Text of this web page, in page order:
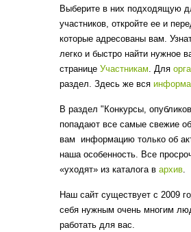
Выберите в них подходящую
участников, откройте ее и
которые адресованы вам.
легко и быстро найти нужное
странице Участникам. Для
раздел. Здесь же вся
В раздел "Конкурсы,
попадают все самые свежие
вам информацию только об
наша особенность. Все
«уходят» из каталога в архив.
Наш сайт существует с 2009
себя нужным очень многим
работать для вас.